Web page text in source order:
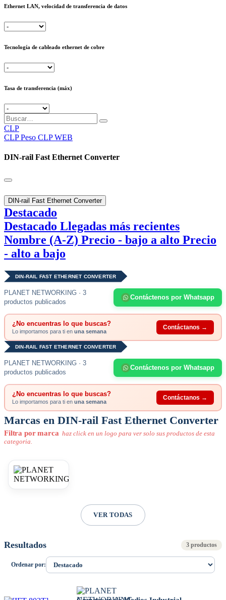
Ethernet LAN, velocidad de transferencia de datos
Tecnología de cableado ethernet de cobre
Tasa de transferencia (máx)
CLP
CLP Peso CLP WEB
DIN-rail Fast Ethernet Converter
DIN-rail Fast Ethernet Converter
Destacado
Destacado Llegadas más recientes
Nombre (A-Z) Precio - bajo a alto Precio
- alto a bajo
DIN-RAIL FAST ETHERNET CONVERTER
PLANET NETWORKING · 3
productos publicados
Contáctenos por Whatsapp
¿No encuentras lo que buscas?
Lo importamos para ti en una semana
Contáctanos →
DIN-RAIL FAST ETHERNET CONVERTER
PLANET NETWORKING · 3
productos publicados
Contáctenos por Whatsapp
¿No encuentras lo que buscas?
Lo importamos para ti en una semana
Contáctanos →
Marcas en DIN-rail Fast Ethernet Converter
Filtra por marca haz click en un logo para ver solo sus productos de esta
categoria.
VER TODAS
Resultados 3 productos
Ordenar por: